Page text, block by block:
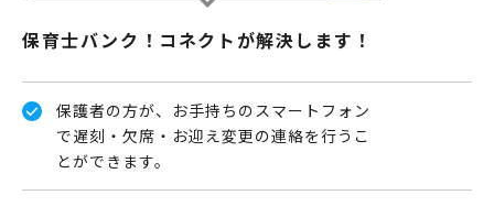
保育士バンク！コネクトが解決します！
保護者の方が、お手持ちのスマートフォン
で遅刻・欠席・お迎え変更の連絡を行うこ
とができます。